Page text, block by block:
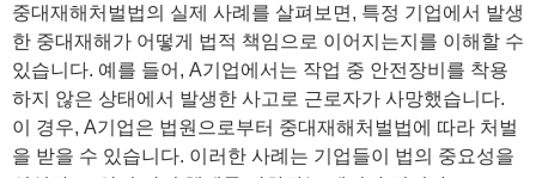
중대재해처벌법의 실제 사례를 살펴보면, 특정 기업에서 발생
한 중대재해가 어떻게 법적 책임으로 이어지는지를 이해할 수
있습니다. 예를 들어, A기업에서는 작업 중 안전장비를 착용
하지 않은 상태에서 발생한 사고로 근로자가 사망했습니다.
이 경우, A기업은 법원으로부터 중대재해처벌법에 따라 처벌
을 받을 수 있습니다. 이러한 사례는 기업들이 법의 중요성을